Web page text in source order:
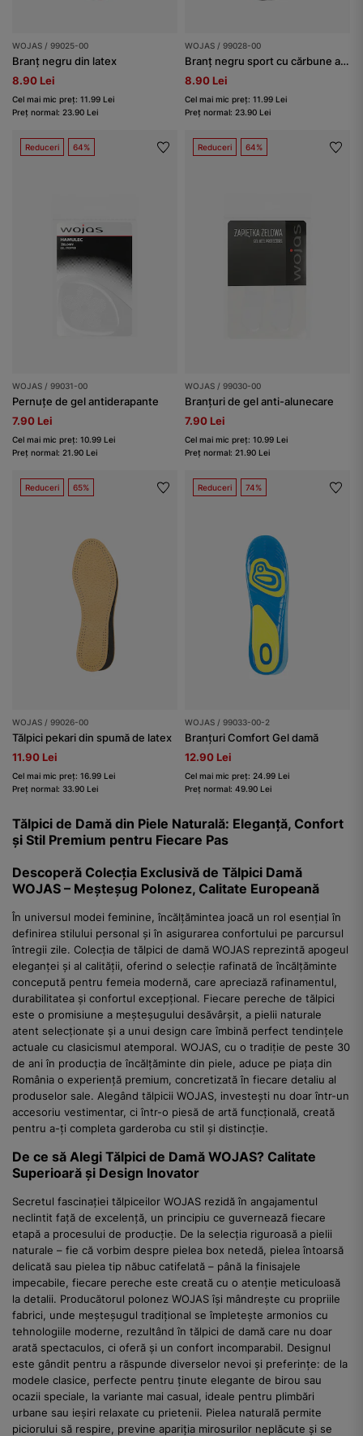
WOJAS / 99025-00
Branț negru din latex
8.90 Lei
Cel mai mic preț: 11.99 Lei
Preț normal: 23.90 Lei
WOJAS / 99028-00
Branț negru sport cu cărbune activ
8.90 Lei
Cel mai mic preț: 11.99 Lei
Preț normal: 23.90 Lei
Reduceri 64%
WOJAS / 99031-00
Pernuțe de gel antiderapante
7.90 Lei
Cel mai mic preț: 10.99 Lei
Preț normal: 21.90 Lei
Reduceri 64%
WOJAS / 99030-00
Branțuri de gel anti-alunecare
7.90 Lei
Cel mai mic preț: 10.99 Lei
Preț normal: 21.90 Lei
Reduceri 65%
WOJAS / 99026-00
Tălpici pekari din spumă de latex
11.90 Lei
Cel mai mic preț: 16.99 Lei
Preț normal: 33.90 Lei
Reduceri 74%
WOJAS / 99033-00-2
Branțuri Comfort Gel damă
12.90 Lei
Cel mai mic preț: 24.99 Lei
Preț normal: 49.90 Lei
Tălpici de Damă din Piele Naturală: Eleganță, Confort
și Stil Premium pentru Fiecare Pas
Descoperă Colecția Exclusivă de Tălpici Damă
WOJAS – Meșteșug Polonez, Calitate Europeană
În universul modei feminine, încălțămintea joacă un rol esențial în
definirea stilului personal și în asigurarea confortului pe parcursul
întregii zile. Colecția de tălpici de damă WOJAS reprezintă apogeul
eleganței și al calității, oferind o selecție rafinată de încălțăminte
concepută pentru femeia modernă, care apreciază rafinamentul,
durabilitatea și confortul excepțional. Fiecare pereche de tălpici
este o promisiune a meșteșugului desăvârșit, a pielii naturale
atent selecționate și a unui design care îmbină perfect tendințele
actuale cu clasicismul atemporal. WOJAS, cu o tradiție de peste 30
de ani în producția de încălțăminte din piele, aduce pe piața din
România o experiență premium, concretizată în fiecare detaliu al
produselor sale. Alegând tălpicii WOJAS, investești nu doar într-un
accesoriu vestimentar, ci într-o piesă de artă funcțională, creată
pentru a-ți completa garderoba cu stil și distincție.
De ce să Alegi Tălpici de Damă WOJAS? Calitate
Superioară și Design Inovator
Secretul fascinației tălpiceilor WOJAS rezidă în angajamentul
neclintit față de excelență, un principiu ce guvernează fiecare
etapă a procesului de producție. De la selecția riguroasă a pielii
naturale – fie că vorbim despre pielea box netedă, pielea întoarsă
delicată sau pielea tip năbuc catifelată – până la finisajele
impecabile, fiecare pereche este creată cu o atenție meticuloasă
la detalii. Producătorul polonez WOJAS își mândrește cu propriile
fabrici, unde meșteșugul tradițional se împletește armonios cu
tehnologiile moderne, rezultând în tălpici de damă care nu doar
arată spectaculos, ci oferă și un confort incomparabil. Designul
este gândit pentru a răspunde diverselor nevoi și preferințe: de la
modele clasice, perfecte pentru ținute elegante de birou sau
ocazii speciale, la variante mai casual, ideale pentru plimbări
urbane sau ieșiri relaxate cu prietenii. Pielea naturală permite
piciorului să respire, previne apariția mirosurilor neplăcute și se